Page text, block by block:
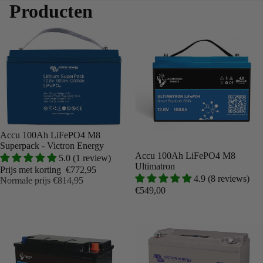
Producten
Aanbieding
Accu 100Ah LiFePO4 M8
Superpack - Victron Energy
5.0 (1 review)
Prijs met korting €772,95
Normale prijs€814,95
Accu 100Ah LiFePO4 M8
Ultimatron
4.9 (8 reviews)
€549,00